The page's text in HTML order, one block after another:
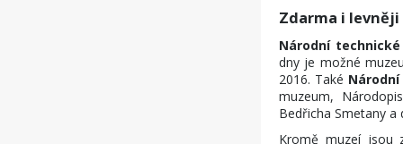
Zdarma i levněji
Národní
dny je možné
2016. Také
muzeum,
Bedřicha Smetany
Kromě muzeí jsou